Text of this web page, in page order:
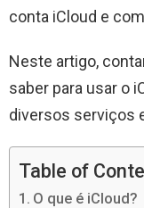
conta iCloud e
Neste artigo,
saber para usar o
diversos serviços
Table of
O que é iCloud?